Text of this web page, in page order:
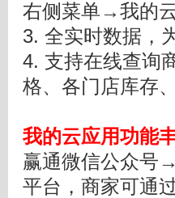
右侧菜单→我的
3. 全实时数据，
4. 支持在线查询
格、各门店库存
我的云应用功能
赢通微信公众号
平台，商家可通